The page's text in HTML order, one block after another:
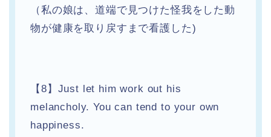
（私の娘は、道端で見つけた怪我をした動
物が健康を取り戻すまで看護した)
【8】Just let him work out his
melancholy. You can tend to your own
happiness.